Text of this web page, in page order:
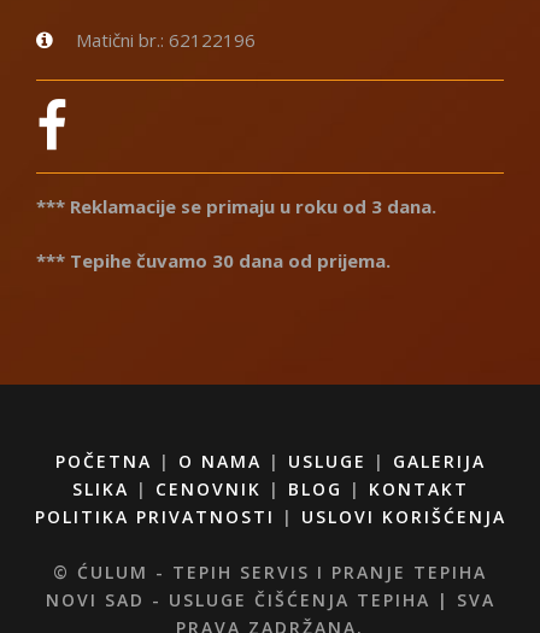
Matični br.: 62122196
*** Reklamacije se primaju u roku od 3 dana.
*** Tepihe čuvamo 30 dana od prijema.
POČETNA | O NAMA | USLUGE | GALERIJA
SLIKA | CENOVNIK | BLOG | KONTAKT
POLITIKA PRIVATNOSTI
| USLOVI KORIŠĆENJA
© ĆULUM - TEPIH SERVIS I PRANJE TEPIHA
NOVI SAD - USLUGE ČIŠĆENJA TEPIHA | SVA
PRAVA ZADRŽANA.